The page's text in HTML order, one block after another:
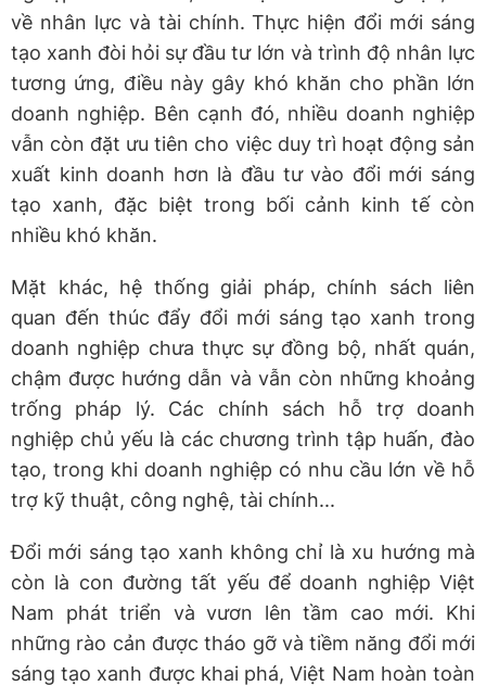
về nhân lực và tài chính. Thực hiện đổi mới sáng
tạo xanh đòi hỏi sự đầu tư lớn và trình độ nhân lực
tương ứng, điều này gây khó khăn cho phần lớn
doanh nghiệp. Bên cạnh đó, nhiều doanh nghiệp
vẫn còn đặt ưu tiên cho việc duy trì hoạt động sản
xuất kinh doanh hơn là đầu tư vào đổi mới sáng
tạo xanh, đặc biệt trong bối cảnh kinh tế còn
nhiều khó khăn.
Mặt khác, hệ thống giải pháp, chính sách liên
quan đến thúc đẩy đổi mới sáng tạo xanh trong
doanh nghiệp chưa thực sự đồng bộ, nhất quán,
chậm được hướng dẫn và vẫn còn những khoảng
trống pháp lý. Các chính sách hỗ trợ doanh
nghiệp chủ yếu là các chương trình tập huấn, đào
tạo, trong khi doanh nghiệp có nhu cầu lớn về hỗ
trợ kỹ thuật, công nghệ, tài chính...
Đổi mới sáng tạo xanh không chỉ là xu hướng mà
còn là con đường tất yếu để doanh nghiệp Việt
Nam phát triển và vươn lên tầm cao mới. Khi
những rào cản được tháo gỡ và tiềm năng đổi mới
sáng tạo xanh được khai phá, Việt Nam hoàn toàn